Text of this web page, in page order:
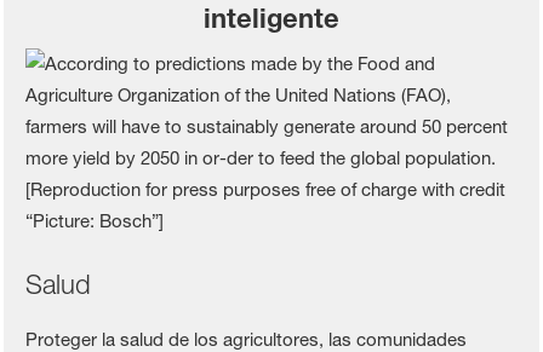
inteligente
Salud
Proteger la salud de los agricultores, las comunidades